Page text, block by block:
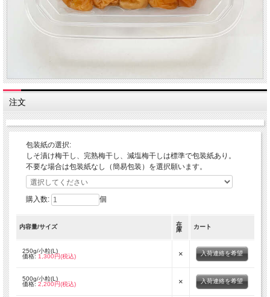
注文
包装紙の選択:
しそ漬け梅干し、完熟梅干し、減塩梅干しは標準で包装紙あり。
不要な場合は包装紙なし（簡易包装）を選択願います。
購入数: 個
内容量/サイズ
在
庫
カート
250g/小粒(L)
価格: 1,300円(税込) × 入荷連絡を希望
500g/小粒(L)
価格: 2,200円(税込) × 入荷連絡を希望